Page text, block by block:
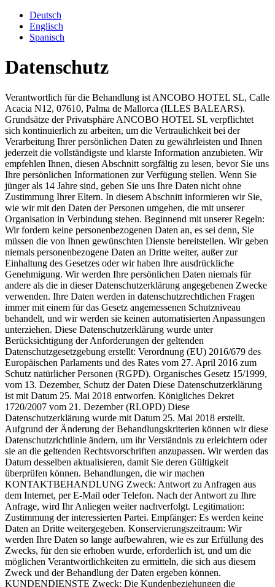
Deutsch
Englisch
Spanisch
Datenschutz
Verantwortlich für die Behandlung ist ANCOBO HOTEL SL, Calle
Acacia N12, 07610, Palma de Mallorca (ILLES BALEARS).
Grundsätze der Privatsphäre ANCOBO HOTEL SL verpflichtet
sich kontinuierlich zu arbeiten, um die Vertraulichkeit bei der
Verarbeitung Ihrer persönlichen Daten zu gewährleisten und Ihnen
jederzeit die vollständigste und klarste Information anzubieten. Wir
empfehlen Ihnen, diesen Abschnitt sorgfältig zu lesen, bevor Sie uns
Ihre persönlichen Informationen zur Verfügung stellen. Wenn Sie
jünger als 14 Jahre sind, geben Sie uns Ihre Daten nicht ohne
Zustimmung Ihrer Eltern. In diesem Abschnitt informieren wir Sie,
wie wir mit den Daten der Personen umgehen, die mit unserer
Organisation in Verbindung stehen. Beginnend mit unserer Regeln:
Wir fordern keine personenbezogenen Daten an, es sei denn, Sie
müssen die von Ihnen gewünschten Dienste bereitstellen. Wir geben
niemals personenbezogene Daten an Dritte weiter, außer zur
Einhaltung des Gesetzes oder wir haben Ihre ausdrückliche
Genehmigung. Wir werden Ihre persönlichen Daten niemals für
andere als die in dieser Datenschutzerklärung angegebenen Zwecke
verwenden. Ihre Daten werden in datenschutzrechtlichen Fragen
immer mit einem für das Gesetz angemessenen Schutzniveau
behandelt, und wir werden sie keinen automatisierten Anpassungen
unterziehen. Diese Datenschutzerklärung wurde unter
Berücksichtigung der Anforderungen der geltenden
Datenschutzgesetzgebung erstellt: Verordnung (EU) 2016/679 des
Europäischen Parlaments und des Rates vom 27. April 2016 zum
Schutz natürlicher Personen (RGPD). Organisches Gesetz 15/1999,
vom 13. Dezember, Schutz der Daten Diese Datenschutzerklärung
ist mit Datum 25. Mai 2018 entworfen. Königliches Dekret
1720/2007 vom 21. Dezember (RLOPD) Diese
Datenschutzerklärung wurde mit Datum 25. Mai 2018 erstellt.
Aufgrund der Änderung der Behandlungskriterien können wir diese
Datenschutzrichtlinie ändern, um ihr Verständnis zu erleichtern oder
sie an die geltenden Rechtsvorschriften anzupassen. Wir werden das
Datum desselben aktualisieren, damit Sie deren Gültigkeit
überprüfen können. Behandlungen, die wir machen
KONTAKTBEHANDLUNG Zweck: Antwort zu Anfragen aus
dem Internet, per E-Mail oder Telefon. Nach der Antwort zu Ihre
Anfrage, wird Ihr Anliegen weiter nachverfolgt. Legitimation:
Zustimmung der interessierten Partei. Empfänger: Es werden keine
Daten an Dritte weitergegeben. Konservierungszeitraum: Wir
werden Ihre Daten so lange aufbewahren, wie es zur Erfüllung des
Zwecks, für den sie erhoben wurde, erforderlich ist, und um die
möglichen Verantwortlichkeiten zu ermitteln, die sich aus diesem
Zweck und der Behandlung der Daten ergeben können.
KUNDENDIENSTE Zweck: Die Kundenbeziehungen die